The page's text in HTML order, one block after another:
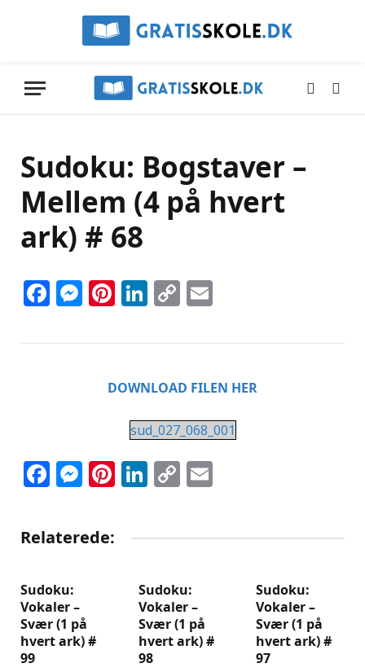
Sudoku: Bogstaver –
Mellem (4 på hvert
ark) # 68
Facebook
Messenger
Pinterest
LinkedIn
Copy
DOWNLOAD FILEN HER
sud_027_068_001
Facebook
Messenger
Pinterest
LinkedIn
Copy
Relaterede:
Sudoku:
Vokaler –
Svær (1 på
hvert ark) #
99
Sudoku:
Vokaler –
Svær (1 på
hvert ark) #
98
Sudoku:
Vokaler –
Svær (1 på
hvert ark) #
97